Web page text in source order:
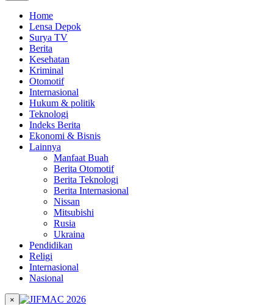
Home
Lensa Depok
Surya TV
Berita
Kesehatan
Kriminal
Otomotif
Internasional
Hukum & politik
Teknologi
Indeks Berita
Ekonomi & Bisnis
Lainnya
Manfaat Buah
Berita Otomotif
Berita Teknologi
Berita Internasional
Nissan
Mitsubishi
Rusia
Ukraina
Pendidikan
Religi
Internasional
Nasional
×